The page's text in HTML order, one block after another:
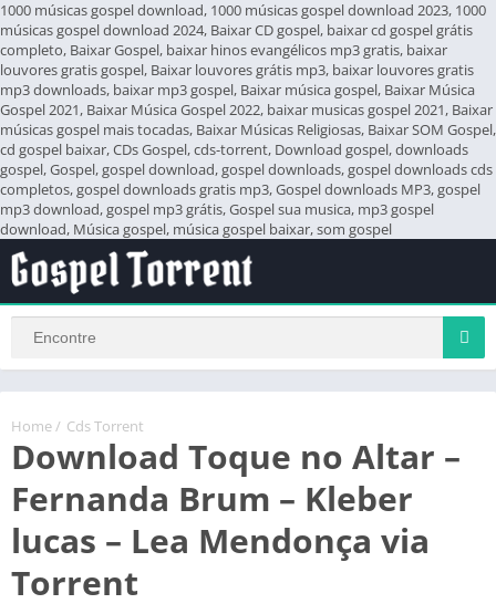
1000 músicas gospel download, 1000 músicas gospel download 2023, 1000
músicas gospel download 2024, Baixar CD gospel, baixar cd gospel grátis
completo, Baixar Gospel, baixar hinos evangélicos mp3 gratis, baixar
louvores gratis gospel, Baixar louvores grátis mp3, baixar louvores gratis
mp3 downloads, baixar mp3 gospel, Baixar música gospel, Baixar Música
Gospel 2021, Baixar Música Gospel 2022, baixar musicas gospel 2021, Baixar
músicas gospel mais tocadas, Baixar Músicas Religiosas, Baixar SOM Gospel,
cd gospel baixar, CDs Gospel, cds-torrent, Download gospel, downloads
gospel, Gospel, gospel download, gospel downloads, gospel downloads cds
completos, gospel downloads gratis mp3, Gospel downloads MP3, gospel
mp3 download, gospel mp3 grátis, Gospel sua musica, mp3 gospel
download, Música gospel, música gospel baixar, som gospel
Home / Cds Torrent
Download Toque no Altar –
Fernanda Brum – Kleber
lucas – Lea Mendonça via
Torrent